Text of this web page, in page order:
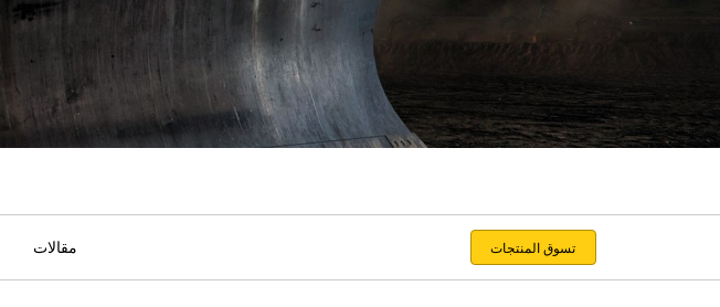
مقالات تسوق المنتجات